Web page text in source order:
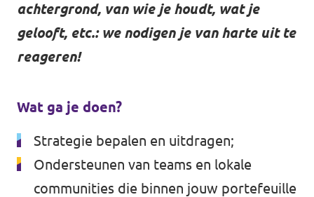
achtergrond, van wie je houdt, wat je
gelooft, etc.: we nodigen je van harte uit te
reageren!
Wat ga je doen?
Strategie bepalen en uitdragen;
Ondersteunen van teams en lokale
communities die binnen jouw portefeuille